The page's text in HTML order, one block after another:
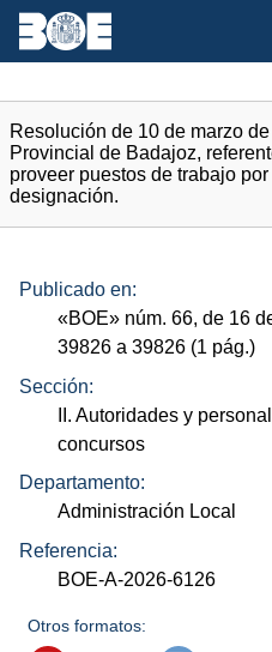
Resolución de 10 de marzo
Provincial de Badajoz,
proveer puestos de trabajo
designación.
Publicado en:
«BOE» núm. 66, de 16
39826 a 39826 (1 pág.)
Sección:
II. Autoridades y personal
concursos
Departamento:
Administración Local
Referencia:
BOE-A-2026-6126
Otros formatos: